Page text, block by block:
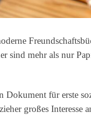
sind mehr als nur
Dokument für erste
großes Interesse